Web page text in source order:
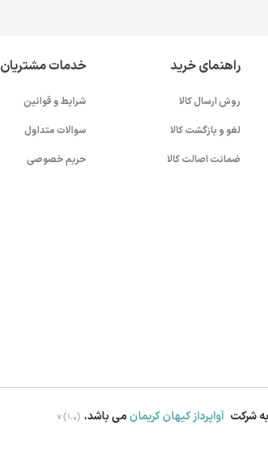
راهنمای خرید
روش ارسال کالا
لغو و بازگشت کالا
ضمانت اصالت کالا
خدمات مشتریان
شرایط و قوانین
سوالات متداول
حریم خصوصی
شرکت آواپرداز کیهان کریمانمی باشد. v (1.0)